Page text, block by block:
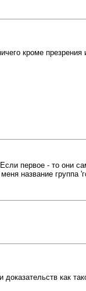
кроме презрения
первое - то они
название группа
как